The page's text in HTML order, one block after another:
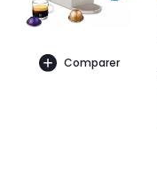
Comparer